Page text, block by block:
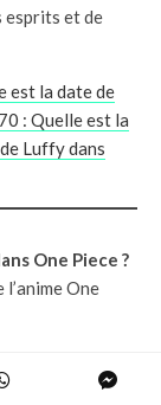
esprits et de
est la date de
: Quelle est la
Luffy dans
One Piece ?
One